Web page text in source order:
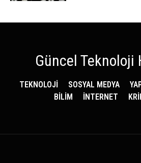
Güncel Teknoloji
TEKNOLOJİ SOSYAL MEDYA
BİLİM
İNTERNET